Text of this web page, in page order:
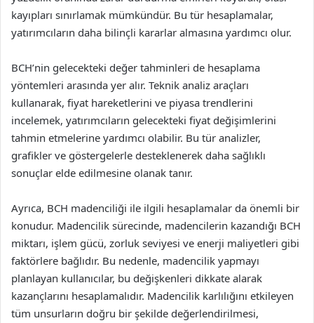
kayıpları sınırlamak mümkündür. Bu tür hesaplamalar,
yatırımcıların daha bilinçli kararlar almasına yardımcı olur.
BCH’nin gelecekteki değer tahminleri de hesaplama
yöntemleri arasında yer alır. Teknik analiz araçları
kullanarak, fiyat hareketlerini ve piyasa trendlerini
incelemek, yatırımcıların gelecekteki fiyat değişimlerini
tahmin etmelerine yardımcı olabilir. Bu tür analizler,
grafikler ve göstergelerle desteklenerek daha sağlıklı
sonuçlar elde edilmesine olanak tanır.
Ayrıca, BCH madenciliği ile ilgili hesaplamalar da önemli bir
konudur. Madencilik sürecinde, madencilerin kazandığı BCH
miktarı, işlem gücü, zorluk seviyesi ve enerji maliyetleri gibi
faktörlere bağlıdır. Bu nedenle, madencilik yapmayı
planlayan kullanıcılar, bu değişkenleri dikkate alarak
kazançlarını hesaplamalıdır. Madencilik karlılığını etkileyen
tüm unsurların doğru bir şekilde değerlendirilmesi,